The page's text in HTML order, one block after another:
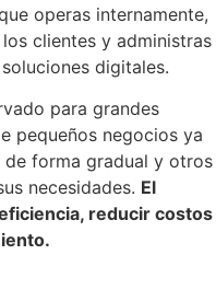
operas internamente,
clientes y administras
digitales.
para grandes
pequeños negocios ya
de forma gradual y otros
necesidades. El
reducir costos